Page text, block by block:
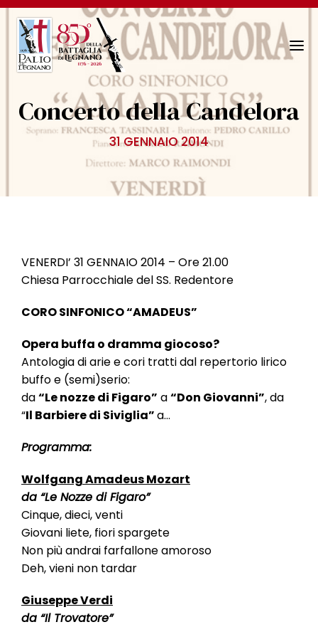
N
o
Concerto della Candelora
31 GENNAIO 2014
VENERDI’ 31 GENNAIO 2014 – Ore 21.00
Chiesa Parrocchiale del SS. Redentore
CORO SINFONICO “AMADEUS”
Opera buffa o dramma giocoso?
Antologia di arie e cori tratti dal repertorio lirico
buffo e (semi)serio:
da“Le nozze di Figaro” a“Don Giovanni”, da
“Il Barbiere di Siviglia”a…
Programma:
Wolfgang Amadeus Mozart
da “Le Nozze di Figaro”
Cinque, dieci, venti
Giovani liete, fiori spargete
Non più andrai farfallone amoroso
Deh, vieni non tardar
Giuseppe Verdi
da “Il Trovatore”